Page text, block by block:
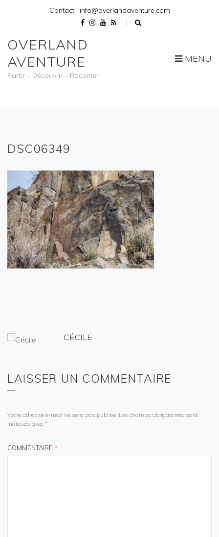
Contact : info@overlandaventure.com
OVERLAND
AVENTURE
Partir – Découvrir – Raconter
MENU
DSC06349
CÉCILE
LAISSER UN COMMENTAIRE
Votre adresse e-mail ne sera pas publiée. Les champs obligatoires sont
indiqués avec *
COMMENTAIRE *